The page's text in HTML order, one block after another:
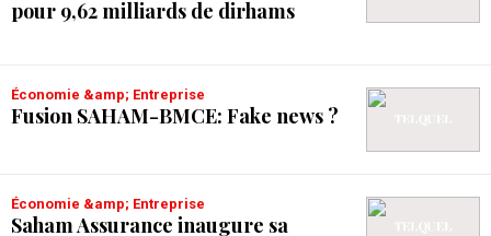
pour 9,62 milliards de dirhams
Économie &amp; Entreprise
Fusion SAHAM-BMCE: Fake news ?
Économie &amp; Entreprise
Saham Assurance inaugure sa